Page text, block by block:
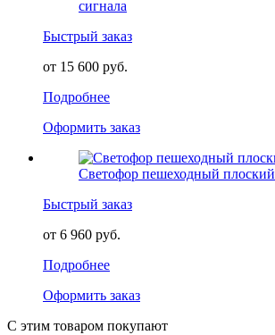
сигнала
Быстрый заказ
от 15 600 руб.
Подробнее
Оформить заказ
Светофор пешеходный плоский
Быстрый заказ
от 6 960 руб.
Подробнее
Оформить заказ
С этим товаром покупают